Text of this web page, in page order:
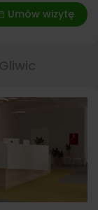
Umów wizytę